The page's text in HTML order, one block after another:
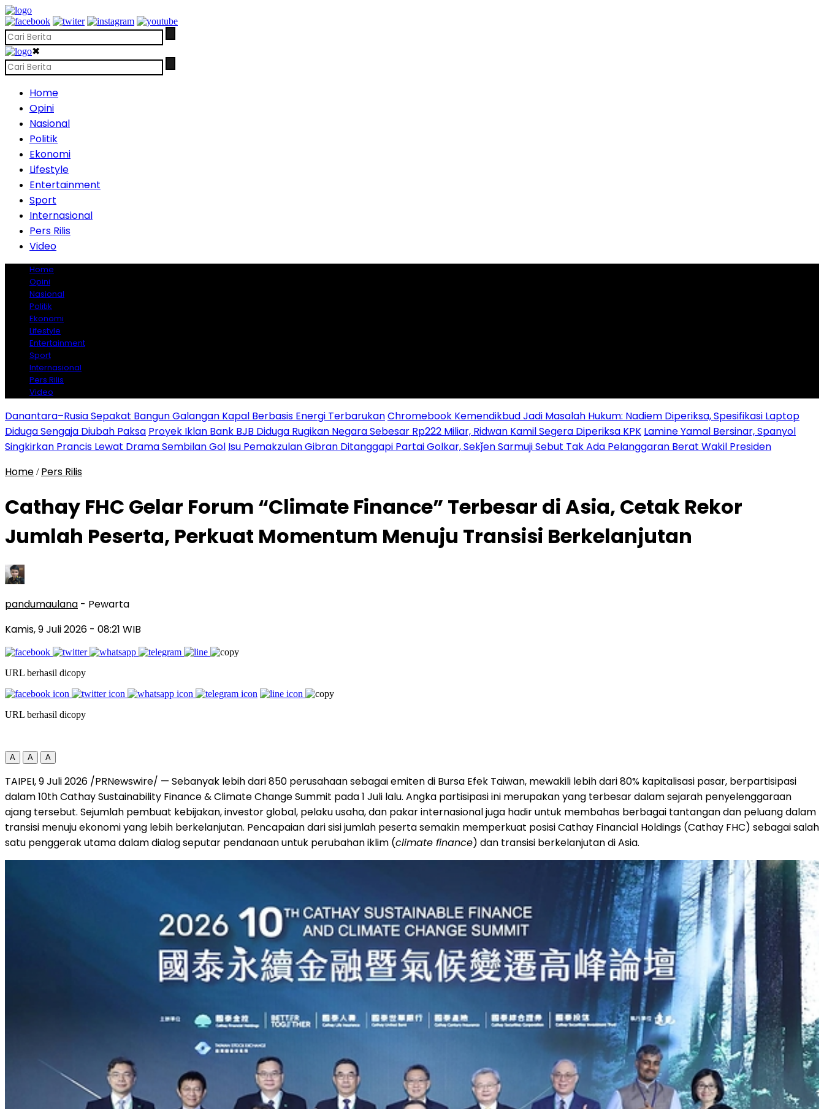
✖
Home
Opini
Nasional
Politik
Ekonomi
Lifestyle
Entertainment
Sport
Internasional
Pers Rilis
Video
Home
Opini
Nasional
Politik
Ekonomi
Lifestyle
Entertainment
Sport
Internasional
Pers Rilis
Video
Danantara–Rusia Sepakat Bangun Galangan Kapal Berbasis Energi TerbarukanChromebook Kemendikbud Jadi Masalah Hukum: Nadiem Diperiksa, Spesifikasi Laptop
Diduga Sengaja Diubah Paksa Proyek Iklan Bank BJB Diduga Rugikan Negara Sebesar Rp222 Miliar, Ridwan Kamil Segera Diperiksa KPK Lamine Yamal Bersinar, Spanyol
Singkirkan Prancis Lewat Drama Sembilan Gol Isu Pemakzulan Gibran Ditanggapi Partai Golkar, Sekǰen Sarmuji Sebut Tak Ada Pelanggaran Berat Wakil Presiden
Home / Pers Rilis
Cathay FHC Gelar Forum “Climate Finance” Terbesar di Asia, Cetak Rekor
Jumlah Peserta, Perkuat Momentum Menuju Transisi Berkelanjutan
pandumaulana - Pewarta
Kamis, 9 Juli 2026 - 08:21 WIB
URL berhasil dicopy
URL berhasil dicopy
A A A
TAIPEI, 9 Juli 2026 /PRNewswire/ — Sebanyak lebih dari 850 perusahaan sebagai emiten di Bursa Efek Taiwan, mewakili lebih dari 80% kapitalisasi pasar, berpartisipasi
dalam 10th Cathay Sustainability Finance & Climate Change Summit pada 1 Juli lalu. Angka partisipasi ini merupakan yang terbesar dalam sejarah penyelenggaraan
ajang tersebut. Sejumlah pembuat kebijakan, investor global, pelaku usaha, dan pakar internasional juga hadir untuk membahas berbagai tantangan dan peluang dalam
transisi menuju ekonomi yang lebih berkelanjutan. Pencapaian dari sisi jumlah peserta semakin memperkuat posisi Cathay Financial Holdings (Cathay FHC) sebagai salah
satu penggerak utama dalam dialog seputar pendanaan untuk perubahan iklim (climate finance) dan transisi berkelanjutan di Asia.